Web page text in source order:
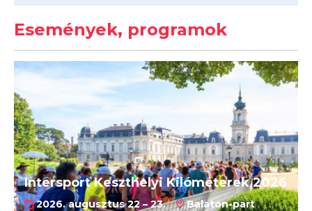
Események, programok
Intersport Keszthelyi Kilóméterek 2026
2026. augusztus 22 – 23. Balaton-part